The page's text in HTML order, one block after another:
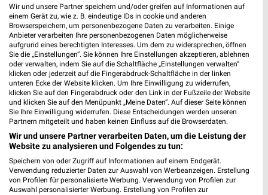
Heute 09:00 - 19:00 Uhr | Geöffnet
199,02 km
Ernsting's family Rostock
Handwerkstraße 1
18106 Rostock
Heute 09:00 - 19:00 Uhr | Geöffnet
199,09 km
CITTI-PARK Rostock
Handwerkstraße 1
Wir und unsere Partner speichern und/oder greifen auf Informationen auf
einem Gerät zu, wie z. B. eindeutige IDs in cookie und anderen
Browserspeichern, um personenbezogene Daten zu verarbeiten. Einige
Anbieter verarbeiten Ihre personenbezogenen Daten möglicherweise
aufgrund eines berechtigten Interesses. Um dem zu widersprechen, öffnen
Sie die „Einstellungen“. Sie können Ihre Einstellungen akzeptieren, ablehnen
oder verwalten, indem Sie auf die Schaltfläche „Einstellungen verwalten“
klicken oder jederzeit auf die Fingerabdruck-Schaltfläche in der linken
unteren Ecke der Website klicken. Um Ihre Einwilligung zu widerrufen,
klicken Sie auf den Fingerabdruck oder den Link in der Fußzeile der Website
und klicken Sie auf den Menüpunkt „Meine Daten“. Auf dieser Seite können
Sie Ihre Einwilligung widerrufen. Diese Entscheidungen werden unseren
Partnern mitgeteilt und haben keinen Einfluss auf die Browserdaten.
Wir und unsere Partner verarbeiten Daten, um die Leistung der
Website zu analysieren und Folgendes zu tun:
Speichern von oder Zugriff auf Informationen auf einem Endgerät.
Verwendung reduzierter Daten zur Auswahl von Werbeanzeigen. Erstellung
von Profilen für personalisierte Werbung. Verwendung von Profilen zur
Auswahl personalisierter Werbung. Erstellung von Profilen zur